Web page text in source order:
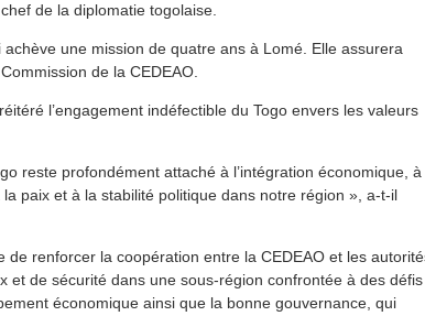
de la diplomatie togolaise.
une mission de quatre ans à Lomé. Elle assurera
de la CEDEAO.
l’engagement indéfectible du Togo envers les valeurs
reste profondément attaché à l’intégration économique, à
paix et à la stabilité politique dans notre région », a-t-il
renforcer la coopération entre la CEDEAO et les
et de sécurité dans une sous-région confrontée à des défis
économique ainsi que la bonne gouvernance, qui